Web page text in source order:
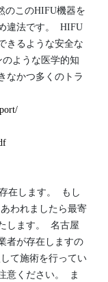
違法です。  HIFU
きるような安全な
ような医学的知
なかつ多くのトラ
われましたら最寄
します。  名古屋
者が存在しますの
て施術を行ってい
意ください。  ま